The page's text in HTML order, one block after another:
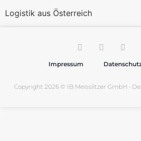
Logistik aus Österreich
Impressum
Copyright 2026 © IB Meisslitzer GmbH •